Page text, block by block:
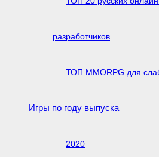
разработчиков
ТОП MMORPG для
Игры по году выпуска
2020